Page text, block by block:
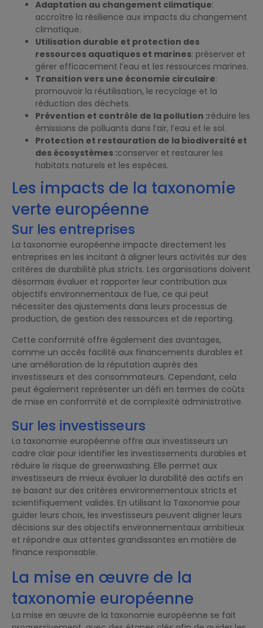
Adaptation au changement climatique:
accroître la résilience aux impacts du changement
climatique.
Utilisation durable et protection des
ressources aquatiques et marines: préserver et
gérer efficacement l’eau et les ressources marines.
Transition vers une économie circulaire:
promouvoir la réutilisation, le recyclage et la
réduction des déchets.
Prévention et contrôle de la pollution :réduire les
émissions de polluants dans l’air, l’eau et le sol.
Protection et restauration de la biodiversité et
des écosystèmes :conserver et restaurer les
habitats naturels et les espèces.
Les impacts de la taxonomie
verte européenne
Sur les entreprises
La taxonomie européenne impacte directement les
entreprises en les incitant à aligner leurs activités sur des
critères de durabilité plus stricts. Les organisations doivent
désormais évaluer et rapporter leur contribution aux
objectifs environnementaux de l’ue, ce qui peut
nécessiter des ajustements dans leurs processus de
production, de gestion des ressources et de reporting.
Cette conformité offre également des avantages,
comme un accès facilité aux financements durables et
une amélioration de la réputation auprès des
investisseurs et des consommateurs. Cependant, cela
peut également représenter un défi en termes de coûts
de mise en conformité et de complexité administrative.
Sur les investisseurs
La taxonomie européenne offre aux investisseurs un
cadre clair pour identifier les investissements durables et
réduire le risque de greenwashing. Elle permet aux
investisseurs de mieux évaluer la durabilité des actifs en
se basant sur des critères environnementaux stricts et
scientifiquement validés. En utilisant la Taxonomie pour
guider leurs choix, les investisseurs peuvent aligner leurs
décisions sur des objectifs environnementaux ambitieux
et répondre aux attentes grandissantes en matière de
finance responsable.
La mise en œuvre de la
taxonomie européenne
La mise en œuvre de la taxonomie européenne se fait